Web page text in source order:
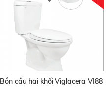
Bồn cầu hai khối Viglacera VI88